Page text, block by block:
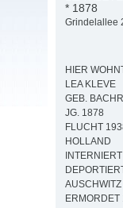
* 1878
Grindelallee
HIER
LEA KLEVE
GEB.
JG. 1878
FLUCHT
HOLLAND
AUSCHWITZ